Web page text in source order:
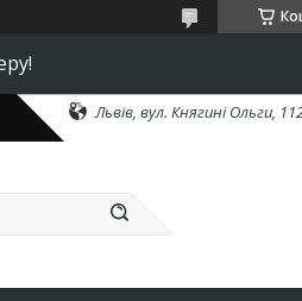
Львів, вул. Княгині Ольги,